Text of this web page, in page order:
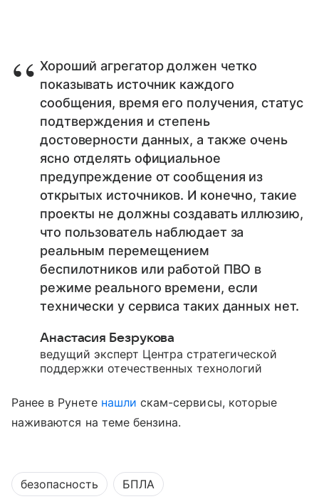
Хороший агрегатор должен четко
показывать источник каждого
сообщения, время его получения, статус
подтверждения и степень
достоверности данных, а также очень
ясно отделять официальное
предупреждение от сообщения из
открытых источников. И конечно, такие
проекты не должны создавать иллюзию,
что пользователь наблюдает за
реальным перемещением
беспилотников или работой ПВО в
режиме реального времени, если
технически у сервиса таких данных нет.
Анастасия Безрукова
ведущий эксперт Центра стратегической
поддержки отечественных технологий
Ранее в Рунете нашли скам-сервисы, которые
наживаются на теме бензина.
безопасность БПЛА